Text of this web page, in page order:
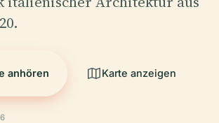
anhören Karte anzeigen